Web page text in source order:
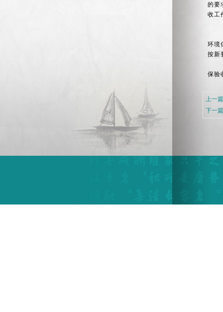
的要
收工
环境
按新
保验
上一
下一